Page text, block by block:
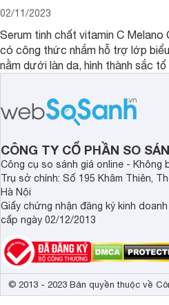
02/11/2023
Serum tinh chất vitamin C Melano
có công thức nhắm hỗ trợ lớp
nằm dưới làn da, hình thành sắc tố
CÔNG TY CỔ PHẦN SO
Công cụ so sánh giá online - Không
Trụ sở chính: Số 195 Khâm Thiên,
Hà Nội
Giấy chứng nhận đăng ký kinh
cấp ngày 02/12/2013
© 2013 - 2023 Bản quyền thuộc về